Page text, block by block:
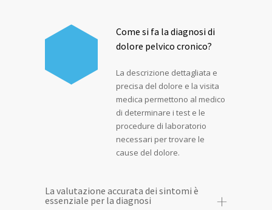
Come si fa la diagnosi di
dolore pelvico cronico?
La descrizione dettagliata e
precisa del dolore e la visita
medica permettono al medico
di determinare i test e le
procedure di laboratorio
necessari per trovare le
cause del dolore.
La valutazione accurata dei sintomi è
essenziale per la diagnosi